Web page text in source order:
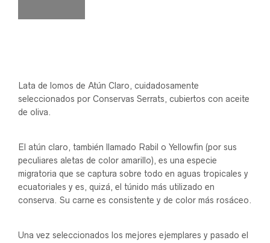
Lata de lomos de Atún Claro, cuidadosamente
seleccionados por Conservas Serrats, cubiertos con aceite
de oliva.
El atún claro, también llamado Rabil o Yellowfin (por sus
peculiares aletas de color amarillo), es una especie
migratoria que se captura sobre todo en aguas tropicales y
ecuatoriales y es, quizá, el túnido más utilizado en
conserva. Su carne es consistente y de color más rosáceo.
Una vez seleccionados los mejores ejemplares y pasado el